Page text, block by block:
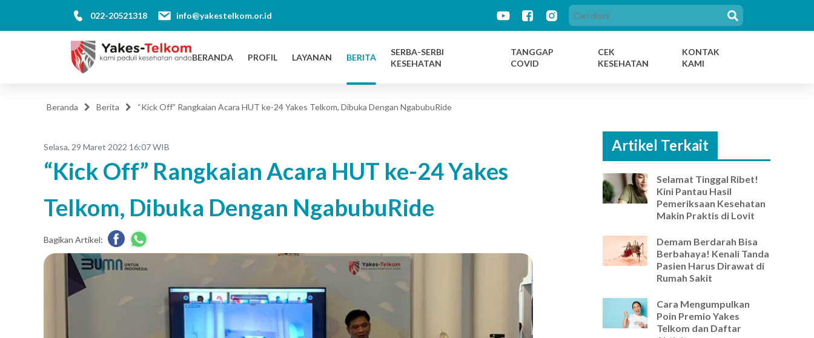
022-20521318 info@yakestelkom.or.id
BERANDA PROFIL LAYANAN BERITA
SERBA-SERBI
KESEHATAN
TANGGAP
COVID
CEK
KESEHATAN
KONTAK
KAMI
Beranda Berita “Kick Off” Rangkaian Acara HUT ke-24 Yakes Telkom, Dibuka Dengan NgabubuRide
Selasa, 29 Maret 2022 16:07 WIB
“Kick Off” Rangkaian Acara HUT ke-24 Yakes
Telkom, Dibuka Dengan NgabubuRide
Bagikan Artikel:
Artikel Terkait
Selamat Tinggal Ribet!
Kini Pantau Hasil
Pemeriksaan Kesehatan
Makin Praktis di Lovit
Demam Berdarah Bisa
Berbahaya! Kenali Tanda
Pasien Harus Dirawat di
Rumah Sakit
Cara Mengumpulkan
Poin Premio Yakes
Telkom dan Daftar